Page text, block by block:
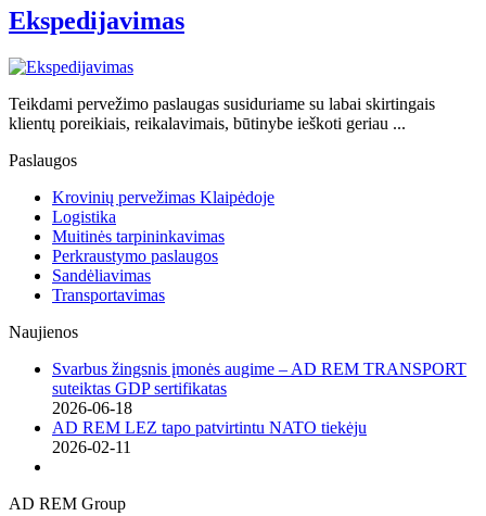
Ekspedijavimas
Teikdami pervežimo paslaugas susiduriame su labai skirtingais
klientų poreikiais, reikalavimais, būtinybe ieškoti geriau ...
Paslaugos
Krovinių pervežimas Klaipėdoje
Logistika
Muitinės tarpininkavimas
Perkraustymo paslaugos
Sandėliavimas
Transportavimas
Naujienos
Svarbus žingsnis įmonės augime – AD REM TRANSPORT
suteiktas GDP sertifikatas
2026-06-18
AD REM LEZ tapo patvirtintu NATO tiekėju
2026-02-11
AD REM Group